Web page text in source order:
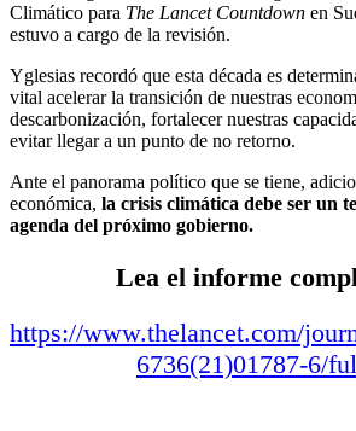
Climático para The Lancet Countdown en
estuvo a cargo de la revisión.
Yglesias recordó que esta década es
vital acelerar la transición de nuestras
descarbonización, fortalecer nuestras
evitar llegar a un punto de no retorno.
Ante el panorama político que se tiene,
económica, la crisis climática debe ser un
agenda del próximo gobierno.
Lea el informe
https://www.thelancet.com/
6736(21)01787-6/